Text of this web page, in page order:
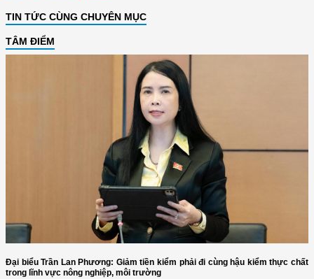
TIN TỨC CÙNG CHUYÊN MỤC
TÂM ĐIỂM
Đại biểu Trần Lan Phương: Giảm tiền kiểm phải đi cùng hậu kiểm thực chất
trong lĩnh vực nông nghiệp, môi trường